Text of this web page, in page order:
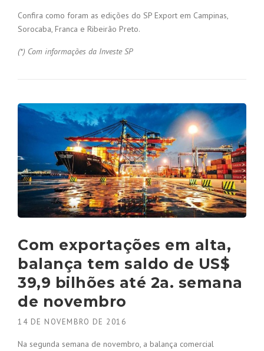
Confira como foram as edições do SP Export em Campinas,
Sorocaba, Franca e Ribeirão Preto.
(*) Com informações da Investe SP
Com exportações em alta,
balança tem saldo de US$
39,9 bilhões até 2a. semana
de novembro
14 DE NOVEMBRO DE 2016
Na segunda semana de novembro, a balança comercial